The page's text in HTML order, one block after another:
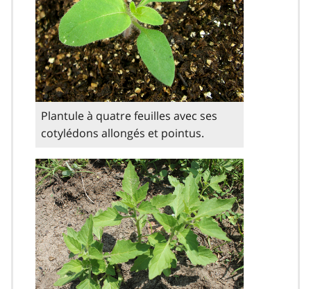
Plantule à quatre feuilles avec ses
cotylédons allongés et pointus.